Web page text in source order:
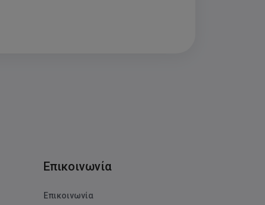
Επικοινωνία
Επικοινωνία